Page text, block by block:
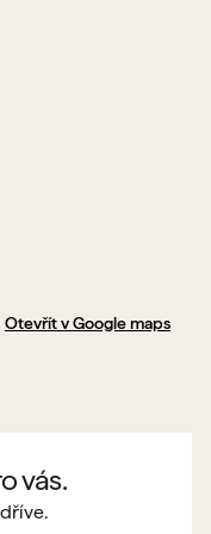
Otevřít v Google maps
vás.